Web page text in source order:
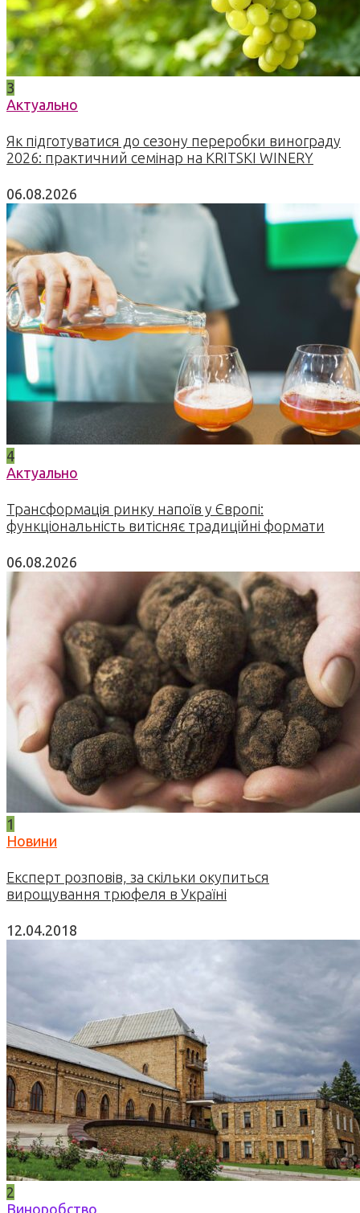
3
Актуально
Як підготуватися до сезону переробки винограду
2026: практичний семінар на KRITSKI WINERY
06.08.2026
4
Актуально
Трансформація ринку напоїв у Європі:
функціональність витісняє традиційні формати
06.08.2026
1
Новини
Експерт розповів, за скільки окупиться
вирощування трюфеля в Україні
12.04.2018
2
Виноробство